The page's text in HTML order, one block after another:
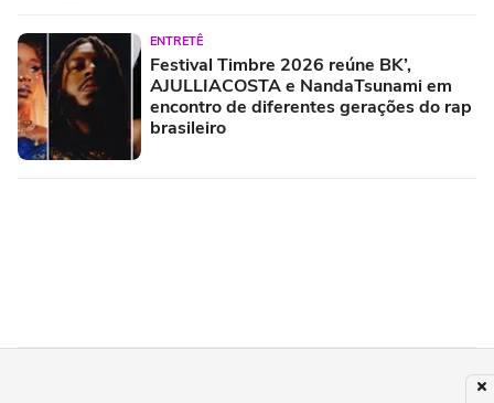
ENTRETÊ
Festival Timbre 2026 reúne BK’,
AJULLIACOSTA e NandaTsunami em
encontro de diferentes gerações do rap
brasileiro